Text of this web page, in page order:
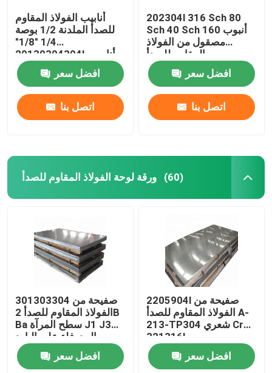
أنابيب الفولاذ المقاوم
للصدأ الملدنة 1/2 بوصة
1/4 "1/8"
20130304304L أنابيب
زخرفية Ss مستديرة
افضل سعر
اتصل بنا
202304l 316 Sch 80
Sch 40 Sch 160 أنبوب
مصقول من الفولاذ
المقاوم للصدأ
افضل سعر
اتصل بنا
ورقة لوحة الفولاذ المقاوم للصدأ (60)
301303304 صفيحة من
الفولاذ المقاوم للصدأ 2B
Ba سطح المرآة J1 J3
المدرفلة على البارد
افضل سعر
2205904l صفيحة من
الفولاذ المقاوم للصدأ A-
213-TP304 شعري Cr
321316l
افضل سعر